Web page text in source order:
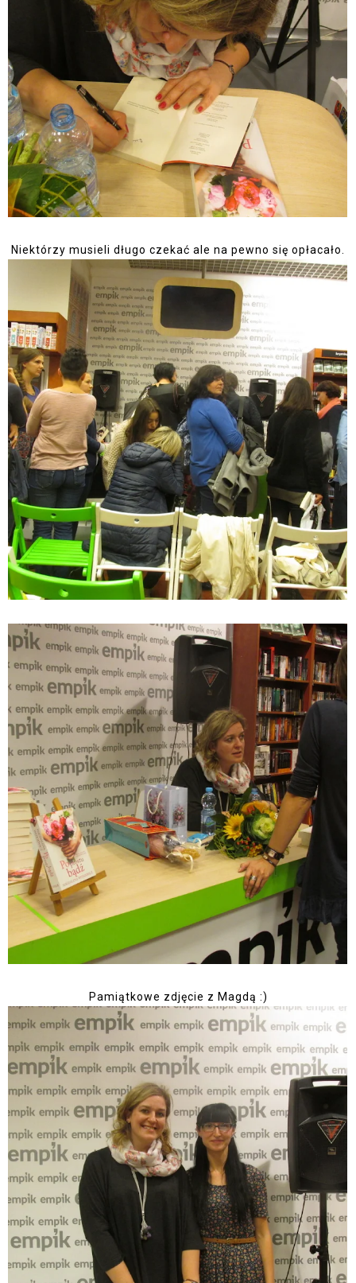
Niektórzy musieli długo czekać ale na pewno się opłacało.
Pamiątkowe zdjęcie z Magdą :)